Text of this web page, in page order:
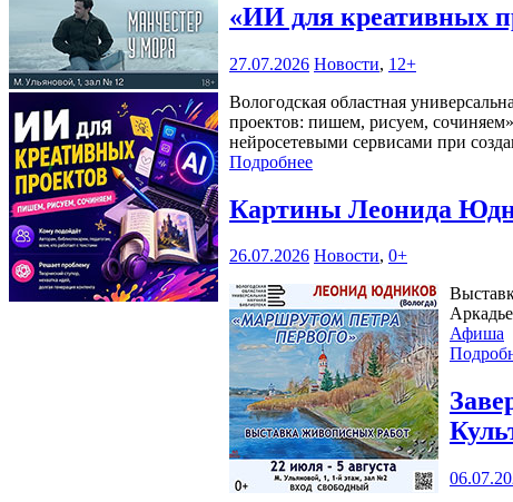
«ИИ для креативных
27.07.2026 Новости, 12+
Вологодская областная
проектов: пишем, рисуем,
нейросетевыми сервисами при
Подробнее
Картины Леонида
26.07.2026 Новости, 0+
Афиша